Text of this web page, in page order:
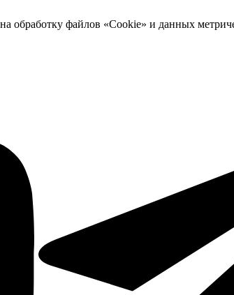
обработку файлов «Cookie» и данных